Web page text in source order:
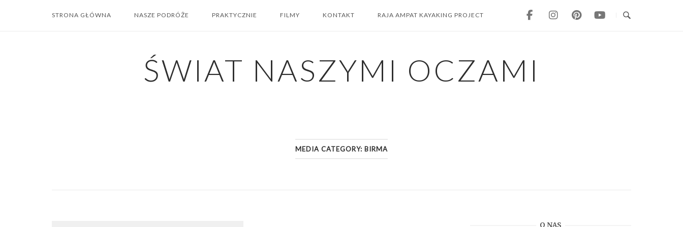
STRONA GŁÓWNA NASZE PODRÓŻE PRAKTYCZNIE FILMY KONTAKT RAJA AMPAT KAYAKING PROJECT
ŚWIAT NASZYMI OCZAMI
MEDIA CATEGORY: BIRMA
O NAS